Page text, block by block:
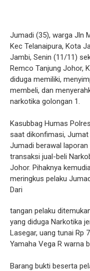
Jumadi (35), warga Jln
Kec Telanaipura, Kota
Jambi, Senin (11/11)
Remco Tanjung Johor,
diduga memiliki,
membeli, dan
narkotika golongan 1.
Kasubbag Humas
saat dikonfimasi,
Jumadi berawal
transaksi jual-beli
Johor. Pihaknya
meringkus pelaku
Dari
tangan pelaku
yang diduga Narkotika
Lasegar, uang tunai Rp
Yamaha Vega R warna
Barang bukti beserta